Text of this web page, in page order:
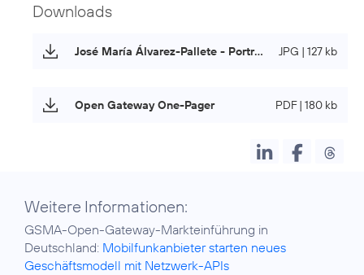
Downloads
José María Álvarez-Pallete - Porträt JPG | 127 kb
Open Gateway One-Pager PDF | 180 kb
Weitere Informationen:
GSMA-Open-Gateway-Markteinführung in
Deutschland: Mobilfunkanbieter starten neues
Geschäftsmodell mit Netzwerk-APIs